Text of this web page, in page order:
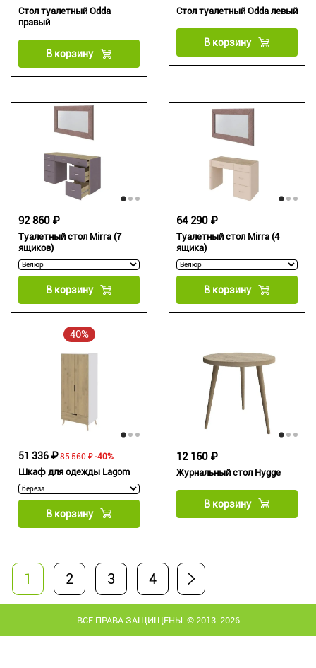
Стол туалетный Odda
правый
В корзину
Стол туалетный Odda левый
В корзину
Туалетный стол Mirra (7
ящиков)
92 860 ₽
В корзину
Туалетный стол Mirra (4
ящика)
64 290 ₽
В корзину
40%
Шкаф для одежды Lagom
85 560 ₽
51 336 ₽ -40%
В корзину
Журнальный стол Hygge
12 160 ₽
В корзину
1 2 3 4
ВСЕ ПРАВА ЗАЩИЩЕНЫ. © 2013-2026